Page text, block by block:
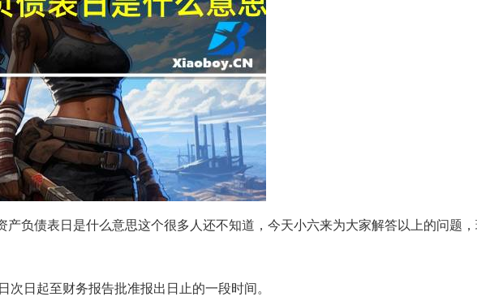
产负债表日是什么意思这个很多人还不知道，今天小六来为大家解答以上的问题
次日起至财务报告批准报出日止的一段时间。